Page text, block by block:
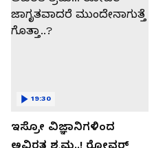
ಇಸ್ರೋ ವಿಜ್ಞಾನಿಗಳಿಂದ
ಅವಿರತ ಶ್ರಮ..! ರೋವರ್
19:30